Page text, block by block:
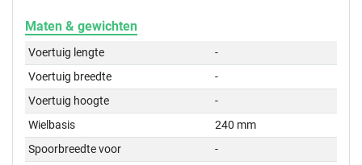
Maten & gewichten
Voertuig lengte
-
Voertuig breedte
-
Voertuig hoogte
-
Wielbasis
240 mm
Spoorbreedte voor
-